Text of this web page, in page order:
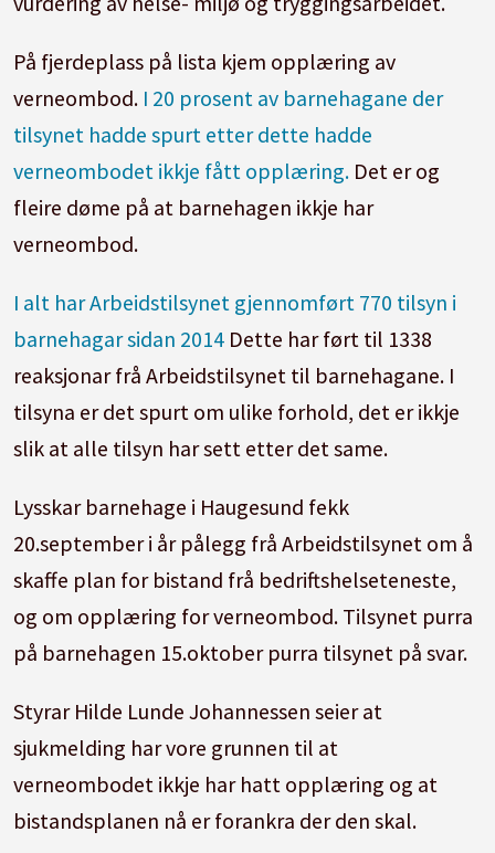
På fjerdeplass på lista kjem opplæring av
verneombod. I 20 prosent av barnehagane der
tilsynet hadde spurt etter dette hadde
verneombodet ikkje fått opplæring. Det er og
fleire døme på at barnehagen ikkje har
verneombod.
I alt har Arbeidstilsynet gjennomført 770 tilsyn i
barnehagar sidan 2014 Dette har ført til 1338
reaksjonar frå Arbeidstilsynet til barnehagane. I
tilsyna er det spurt om ulike forhold, det er ikkje
slik at alle tilsyn har sett etter det same.
Lysskar barnehage i Haugesund fekk
20.september i år pålegg frå Arbeidstilsynet om å
skaffe plan for bistand frå bedriftshelseteneste,
og om opplæring for verneombod. Tilsynet purra
på barnehagen 15.oktober purra tilsynet på svar.
Styrar Hilde Lunde Johannessen seier at
sjukmelding har vore grunnen til at
verneombodet ikkje har hatt opplæring og at
bistandsplanen nå er forankra der den skal.